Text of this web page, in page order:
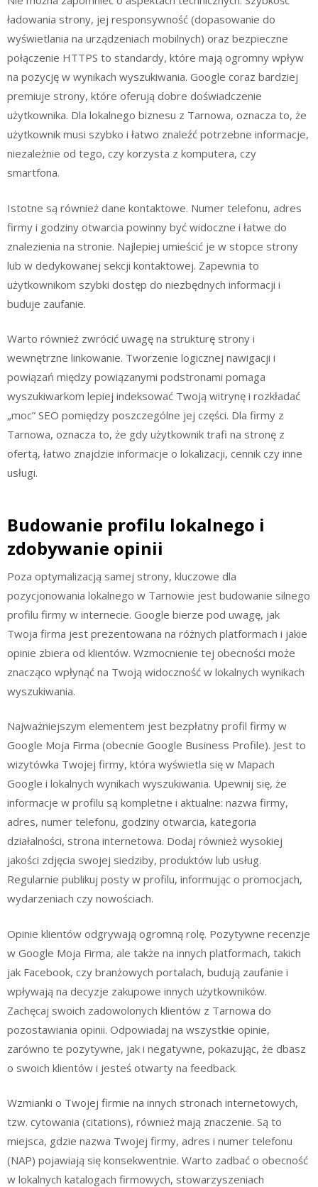
ładowania strony, jej responsywność (dopasowanie do
wyświetlania na urządzeniach mobilnych) oraz bezpieczne
połączenie HTTPS to standardy, które mają ogromny wpływ
na pozycję w wynikach wyszukiwania. Google coraz bardziej
premiuje strony, które oferują dobre doświadczenie
użytkownika. Dla lokalnego biznesu z Tarnowa, oznacza to, że
użytkownik musi szybko i łatwo znaleźć potrzebne informacje,
niezależnie od tego, czy korzysta z komputera, czy
smartfona.
Istotne są również dane kontaktowe. Numer telefonu, adres
firmy i godziny otwarcia powinny być widoczne i łatwe do
znalezienia na stronie. Najlepiej umieścić je w stopce strony
lub w dedykowanej sekcji kontaktowej. Zapewnia to
użytkownikom szybki dostęp do niezbędnych informacji i
buduje zaufanie.
Warto również zwrócić uwagę na strukturę strony i
wewnętrzne linkowanie. Tworzenie logicznej nawigacji i
powiązań między powiązanymi podstronami pomaga
wyszukiwarkom lepiej indeksować Twoją witrynę i rozkładać
„moc” SEO pomiędzy poszczególne jej części. Dla firmy z
Tarnowa, oznacza to, że gdy użytkownik trafi na stronę z
ofertą, łatwo znajdzie informacje o lokalizacji, cennik czy inne
usługi.
Budowanie profilu lokalnego i
zdobywanie opinii
Poza optymalizacją samej strony, kluczowe dla
pozycjonowania lokalnego w Tarnowie jest budowanie silnego
profilu firmy w internecie. Google bierze pod uwagę, jak
Twoja firma jest prezentowana na różnych platformach i jakie
opinie zbiera od klientów. Wzmocnienie tej obecności może
znacząco wpłynąć na Twoją widoczność w lokalnych wynikach
wyszukiwania.
Najważniejszym elementem jest bezpłatny profil firmy w
Google Moja Firma (obecnie Google Business Profile). Jest to
wizytówka Twojej firmy, która wyświetla się w Mapach
Google i lokalnych wynikach wyszukiwania. Upewnij się, że
informacje w profilu są kompletne i aktualne: nazwa firmy,
adres, numer telefonu, godziny otwarcia, kategoria
działalności, strona internetowa. Dodaj również wysokiej
jakości zdjęcia swojej siedziby, produktów lub usług.
Regularnie publikuj posty w profilu, informując o promocjach,
wydarzeniach czy nowościach.
Opinie klientów odgrywają ogromną rolę. Pozytywne recenzje
w Google Moja Firma, ale także na innych platformach, takich
jak Facebook, czy branżowych portalach, budują zaufanie i
wpływają na decyzje zakupowe innych użytkowników.
Zachęcaj swoich zadowolonych klientów z Tarnowa do
pozostawiania opinii. Odpowiadaj na wszystkie opinie,
zarówno te pozytywne, jak i negatywne, pokazując, że dbasz
o swoich klientów i jesteś otwarty na feedback.
Wzmianki o Twojej firmie na innych stronach internetowych,
tzw. cytowania (citations), również mają znaczenie. Są to
miejsca, gdzie nazwa Twojej firmy, adres i numer telefonu
(NAP) pojawiają się konsekwentnie. Warto zadbać o obecność
w lokalnych katalogach firmowych, stowarzyszeniach